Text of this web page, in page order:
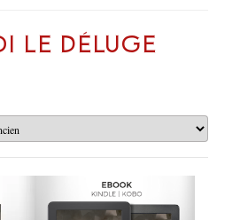
le déluge